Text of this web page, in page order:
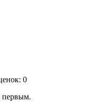
0
первым.